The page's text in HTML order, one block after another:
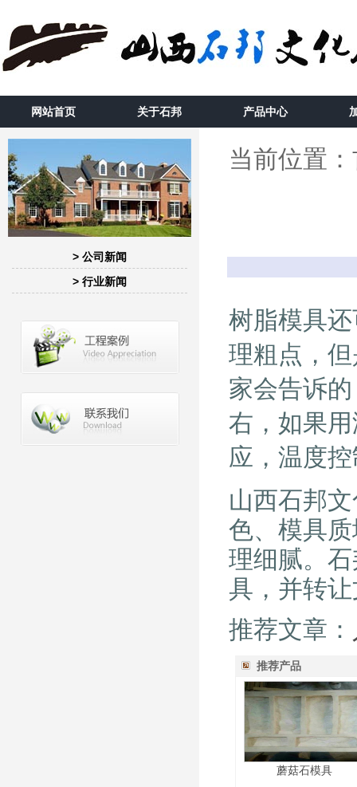
网站首页 关于石邦 产品中心
> 公司新闻
> 行业新闻
当前位置：
树脂模具
理粗点，
家会告诉
右，如果
应，温度
山西石邦
色、模具
理细腻。
具，并转
推荐文章：
推荐产品
蘑菇石模具